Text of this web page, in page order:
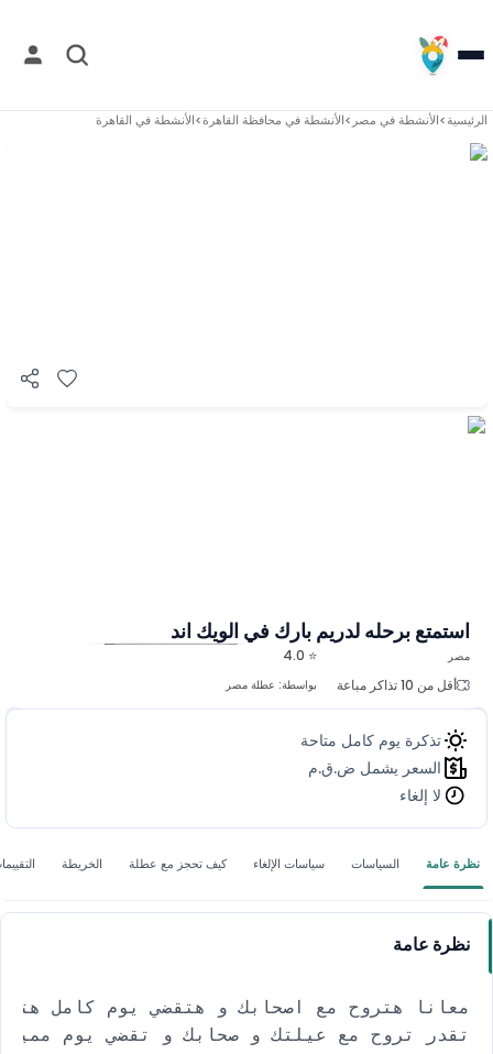
الرئيسية>الأنشطة في مصر >الأنشطة في محافظة القاهرة>الأنشطة في القاهرة
استمتع برحله لدريم بارك في الويك اند
⭐ 4.0
أقل من 10 تذاكر مباعة
بواسطة: عطلة مصر
مصر
تذكرة يوم كامل متاحة
السعر يشمل ض.ق.م
لا إلغاء
نظرة عامة السياسات سياسات الإلغاء كيف تحجز مع عطلة الخريطة
نظرة عامة
معانا هتروح مع اصحابك و هتقضي يوم كامل
تقدر تروح مع عيلتك و صحابك و تقضي يوم